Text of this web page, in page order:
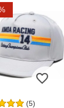
(5)